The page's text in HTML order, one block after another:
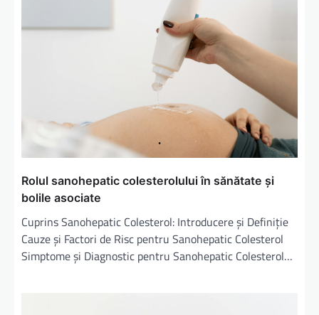
Rolul sanohepatic colesterolului în sănătate și
bolile asociate
Cuprins Sanohepatic Colesterol: Introducere și Definiție
Cauze și Factori de Risc pentru Sanohepatic Colesterol
Simptome și Diagnostic pentru Sanohepatic Colesterol…